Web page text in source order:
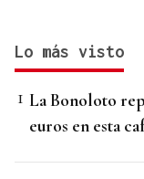
Lo más visto
La Bonoloto
euros en esta